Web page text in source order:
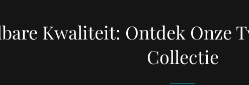
Kwaliteit: Ontdek Onze
Collectie